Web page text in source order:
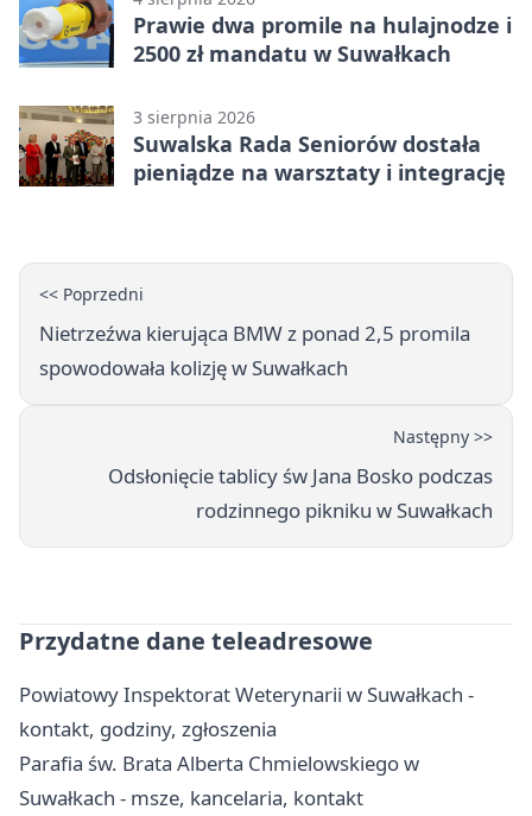
Prawie dwa promile na hulajnodze i
2500 zł mandatu w Suwałkach
3 sierpnia 2026
Suwalska Rada Seniorów dostała
pieniądze na warsztaty i integrację
<< Poprzedni
Nietrzeźwa kierująca BMW z ponad 2,5 promila
spowodowała kolizję w Suwałkach
Następny >>
Odsłonięcie tablicy św Jana Bosko podczas
rodzinnego pikniku w Suwałkach
Przydatne dane teleadresowe
Powiatowy Inspektorat Weterynarii w Suwałkach -
kontakt, godziny, zgłoszenia
Parafia św. Brata Alberta Chmielowskiego w
Suwałkach - msze, kancelaria, kontakt